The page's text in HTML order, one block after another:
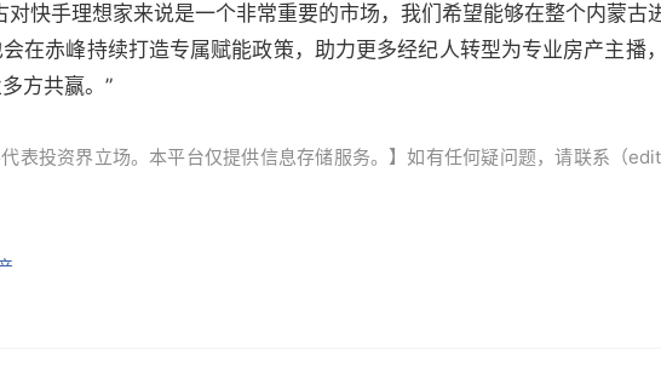
对快手理想家来说是一个非常重要的市场，我们希望能够在整个内蒙古
在赤峰持续打造专属赋能政策，助力更多经纪人转型为专业房产主播
方共赢。”
代表投资界立场。本平台仅提供信息存储服务。】如有任何疑问题，请联系（